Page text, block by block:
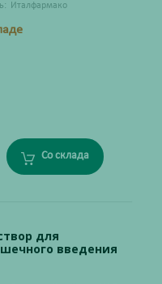
Италфармако
Со склада
для
введения